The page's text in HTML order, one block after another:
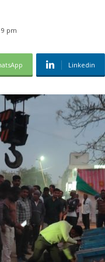
pm
Linkedin